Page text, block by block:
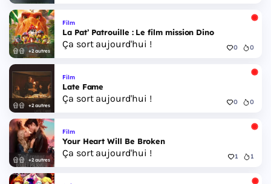
+2 autres
Film
La Pat’ Patrouille : Le film mission Dino
Ça sort aujourd'hui ! 0 0
+2 autres
Film
Late Fame
Ça sort aujourd'hui ! 0 0
+2 autres
Film
Your Heart Will Be Broken
Ça sort aujourd'hui ! 1 1